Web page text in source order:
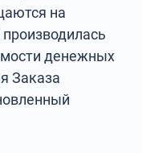
на
денежных
Заказа